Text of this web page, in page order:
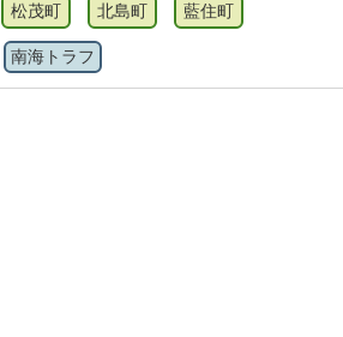
松茂町 北島町 藍住町
南海トラフ